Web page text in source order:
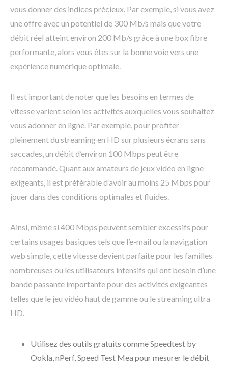
vous donner des indices précieux. Par exemple, si vous avez
une offre avec un potentiel de 300 Mb/s mais que votre
débit réel atteint environ 200 Mb/s grâce à une box fibre
performante, alors vous êtes sur la bonne voie vers une
expérience numérique optimale.
Il est important de noter que les besoins en termes de
vitesse varient selon les activités auxquelles vous souhaitez
vous adonner en ligne. Par exemple, pour profiter
pleinement du streaming en HD sur plusieurs écrans sans
saccades, un débit d’environ 100 Mbps peut être
recommandé. Quant aux amateurs de jeux vidéo en ligne
exigeants, il est préférable d’avoir au moins 25 Mbps pour
jouer dans des conditions optimales et fluides.
Ainsi, même si 400 Mbps peuvent sembler excessifs pour
certains usages basiques tels que l’e-mail ou la navigation
web simple, cette vitesse devient parfaite pour les familles
nombreuses ou les utilisateurs intensifs qui ont besoin d’une
bande passante importante pour des activités exigeantes
telles que le jeu vidéo haut de gamme ou le streaming ultra
HD.
Utilisez des outils gratuits comme Speedtest by
Ookla, nPerf, Speed Test Mea pour mesurer le débit